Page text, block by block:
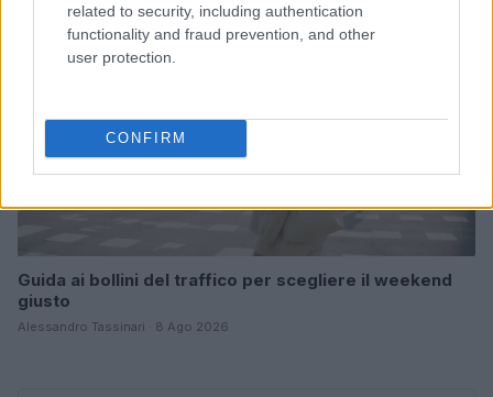
related to security, including authentication
functionality and fraud prevention, and other
user protection.
CONFIRM
Guida ai bollini del traffico per scegliere il weekend
giusto
Alessandro Tassinari · 8 Ago 2026